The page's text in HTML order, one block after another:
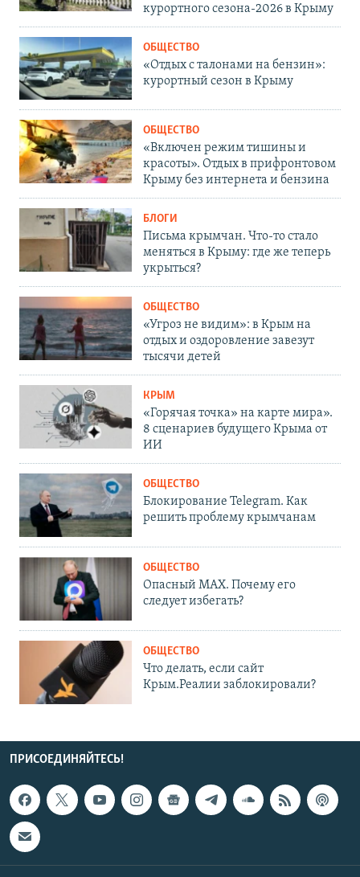
курортного сезона-2026 в Крыму
ОБЩЕСТВО
«Отдых с талонами на бензин»:
курортный сезон в Крыму
ОБЩЕСТВО
«Включен режим тишины и
красоты». Отдых в прифронтовом
Крыму без интернета и бензина
БЛОГИ
Письма крымчан. Что-то стало
меняться в Крыму: где же теперь
укрыться?
ОБЩЕСТВО
«Угроз не видим»: в Крым на
отдых и оздоровление завезут
тысячи детей
КРЫМ
«Горячая точка» на карте мира».
8 сценариев будущего Крыма от
ИИ
ОБЩЕСТВО
Блокирование Telegram. Как
решить проблему крымчанам
ОБЩЕСТВО
Опасный MAX. Почему его
следует избегать?
ОБЩЕСТВО
Что делать, если сайт
Крым.Реалии заблокировали?
ПРИСОЕДИНЯЙТЕСЬ!